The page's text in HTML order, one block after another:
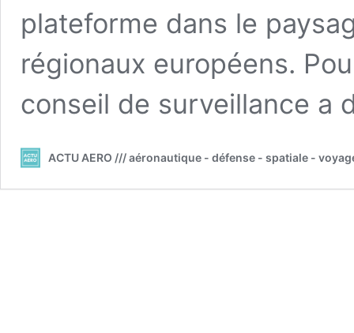
plateforme dans le
régionaux européens.
conseil de surveillance a
ACTU AERO /// aéronautique - défense - spatiale -